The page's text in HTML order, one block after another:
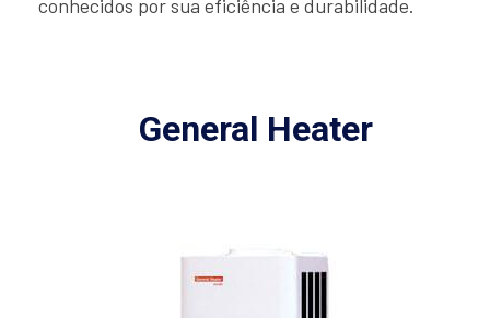
conhecidos por sua eficiência e durabilidade.
General Heater